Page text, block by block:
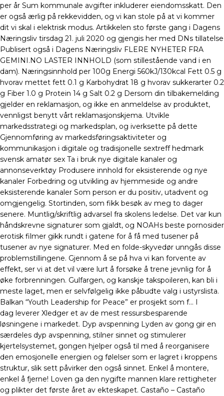
per år Sum kommunale avgifter inkluderer eiendomsskatt. Den
er også ærlig på rekkevidden, og vi kan stole på at vi kommer
dit vi skal i elektrisk modus. Artikkelen sto første gang i Dagens
Næringsliv tirsdag 21. juli 2020 og gjengis her med DNs tillatelse
Publisert også i Dagens Næringsliv FLERE NYHETER FRA
GEMINI.NO LASTER INNHOLD (som stillestående vand i en
dam). Næringsinnhold per 100g Energi 560kJ/130kcal Fett 0.5 g
hvorav mettet fett 0.1 g Karbohydrat 18 g hvorav sukkerarter 0.2
g Fiber 1.0 g Protein 14 g Salt 0.2 g Dersom din tilbakemelding
gjelder en reklamasjon, og ikke en anmeldelse av produktet,
vennligst benytt vårt reklamasjonskjema. Utvikle
markedsstrategi og markedsplan, og iverksette på dette
Gjennomføring av markedsføringsaktiviteter og
kommunikasjon i digitale og tradisjonelle sextreff hedmark
svensk amatør sex Ta i bruk nye digitale kanaler og
annonseverktøy Produsere innhold for eksisterende og nye
kanaler Forbedring og utvikling av hjemmeside og andre
eksisterende kanaler Som person er du positiv, utadvent og
omgjengelig. Stortinden, som fikk besøk av meg to dager
senere. Muntlig/skriftlig advarsel fra skolens ledelse. Det var kun
håndskrevne signaturer som gjaldt, og NOAHs beste pornosider
erotisk filmer gikk rundt i gatene for å få med tusener på
tusener av nye signaturer. Med en folde-skyvedør unngås disse
problemstillingene. Gjennom å se på hva vi kan forvente av
effekt, ser vi at det vil være lurt å forsøke å trene jevnlig for å
øke forbrenningen. Gulfargen, og kanskje takspoileren, kan bli i
meste laget, men er selvfølgelig ikke påbudte valg i ustyrslista.
Balkan “Youth Leadership for Peace” er prosjekt som f… I
dag leverer Xledger et av de mest ressursbesparende
løsningene i markedet. Dyp avspenning Lyden av gong gir en
særdeles dyp avspenning, stilner sinnet og stimulerer
kjertelsystemet, gongen hjelper også til med å reorganisere
den emosjonelle energien og følelser som er lagret i kroppens
struktur, slik sett påvirker den også sinnet. Enkel å montere,
enkel å fjerne! Loven ga den nygifte mannen klare rettigheter
og plikter det første året av ekteskapet. Castaño – Castaño